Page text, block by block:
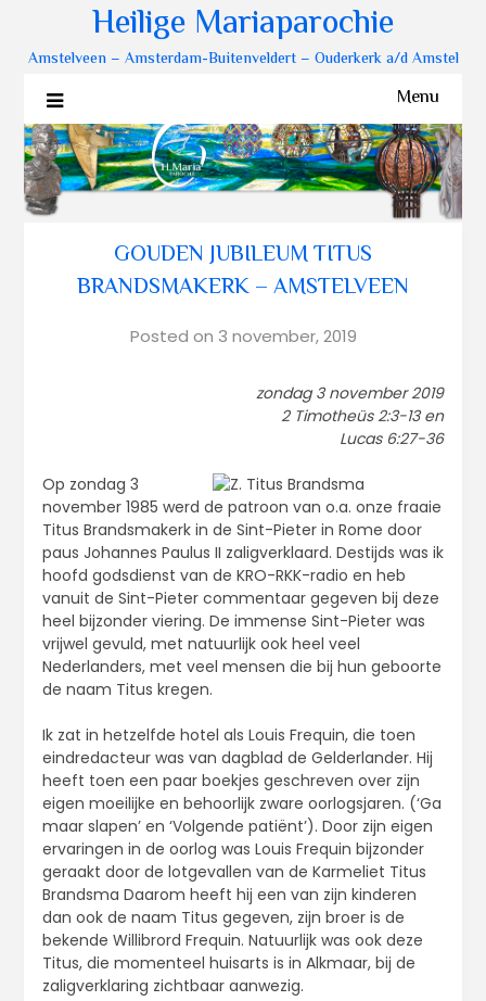
Heilige Mariaparochie
Amstelveen – Amsterdam-Buitenveldert – Ouderkerk a/d Amstel
Menu
GOUDEN JUBILEUM TITUS
BRANDSMAKERK – AMSTELVEEN
Posted on 3 november, 2019
zondag 3 november 2019
2 Timotheüs 2:3-13 en
Lucas 6:27-36
Op zondag 3
november 1985 werd de patroon van o.a. onze fraaie
Titus Brandsmakerk in de Sint-Pieter in Rome door
paus Johannes Paulus II zaligverklaard. Destijds was ik
hoofd godsdienst van de KRO-RKK-radio en heb
vanuit de Sint-Pieter commentaar gegeven bij deze
heel bijzonder viering. De immense Sint-Pieter was
vrijwel gevuld, met natuurlijk ook heel veel
Nederlanders, met veel mensen die bij hun geboorte
de naam Titus kregen.
Ik zat in hetzelfde hotel als Louis Frequin, die toen
eindredacteur was van dagblad de Gelderlander. Hij
heeft toen een paar boekjes geschreven over zijn
eigen moeilijke en behoorlijk zware oorlogsjaren. (‘Ga
maar slapen’ en ‘Volgende patiënt’). Door zijn eigen
ervaringen in de oorlog was Louis Frequin bijzonder
geraakt door de lotgevallen van de Karmeliet Titus
Brandsma Daarom heeft hij een van zijn kinderen
dan ook de naam Titus gegeven, zijn broer is de
bekende Willibrord Frequin. Natuurlijk was ook deze
Titus, die momenteel huisarts is in Alkmaar, bij de
zaligverklaring zichtbaar aanwezig.